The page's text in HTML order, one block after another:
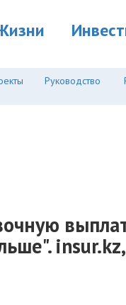
Руководство